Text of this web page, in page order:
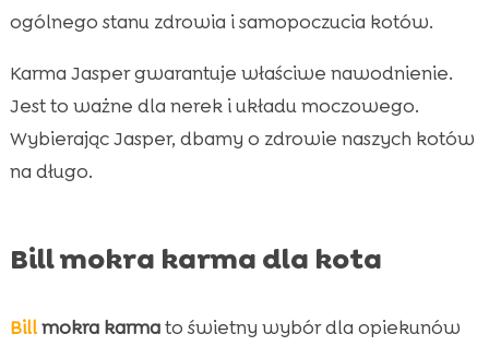
ogólnego stanu zdrowia i samopoczucia kotów.
Karma Jasper gwarantuje właściwe nawodnienie.
Jest to ważne dla nerek i układu moczowego.
Wybierając Jasper, dbamy o zdrowie naszych kotów
na długo.
Bill mokra karma dla kota
Billmokra karmato świetny wybór dla opiekunów